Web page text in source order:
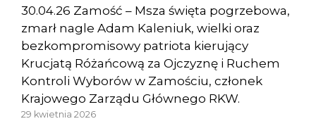
30.04.26 Zamość – Msza święta pogrzebowa,
zmarł nagle Adam Kaleniuk, wielki oraz
bezkompromisowy patriota kierujący
Krucjatą Różańcową za Ojczyznę i Ruchem
Kontroli Wyborów w Zamościu, członek
Krajowego Zarządu Głównego RKW.
29 kwietnia 2026